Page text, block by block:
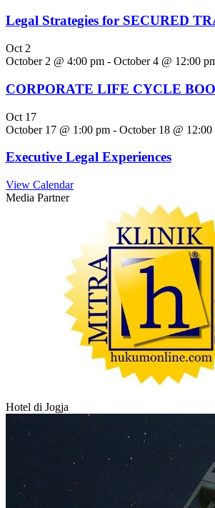
Legal Strategies for SECURED
Oct 2
October 2 @ 4:00 pm - October 4 @ 12:00
CORPORATE LIFE CYCLE
Oct 17
October 17 @ 1:00 pm - October 18 @ 12:00
Executive Legal Experiences
View Calendar
Media Partner
Hotel di Jogja